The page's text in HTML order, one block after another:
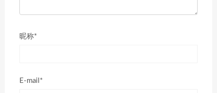
昵称*
E-mail*